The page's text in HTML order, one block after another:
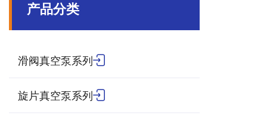
产品分类
滑阀真空泵系列
旋片真空泵系列